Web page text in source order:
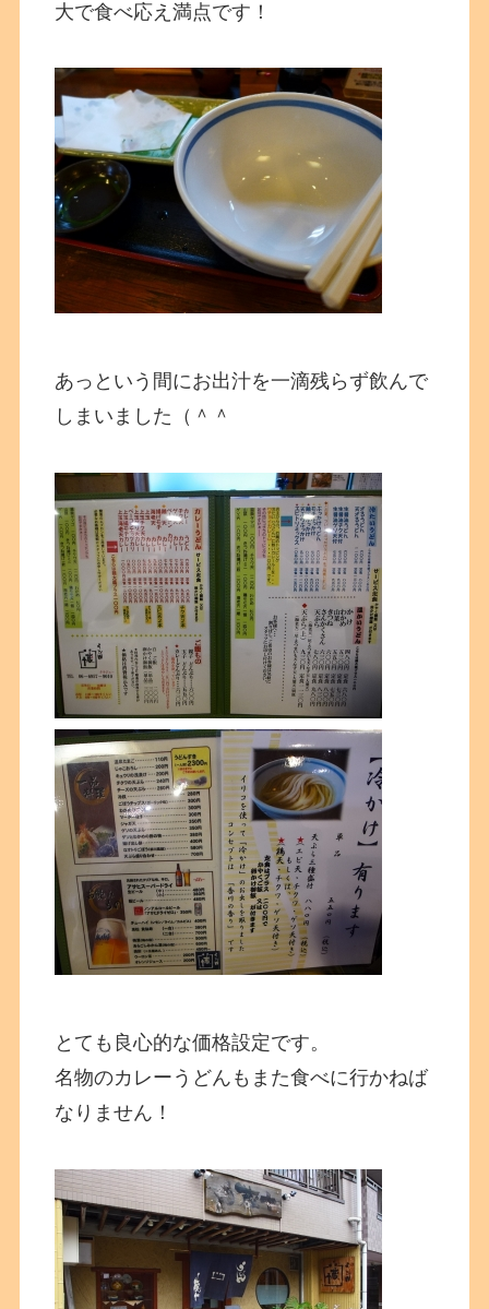
大で食べ応え満点です！
あっという間にお出汁を一滴残らず飲んで
しまいました（＾＾
とても良心的な価格設定です。
名物のカレーうどんもまた食べに行かねば
なりません！